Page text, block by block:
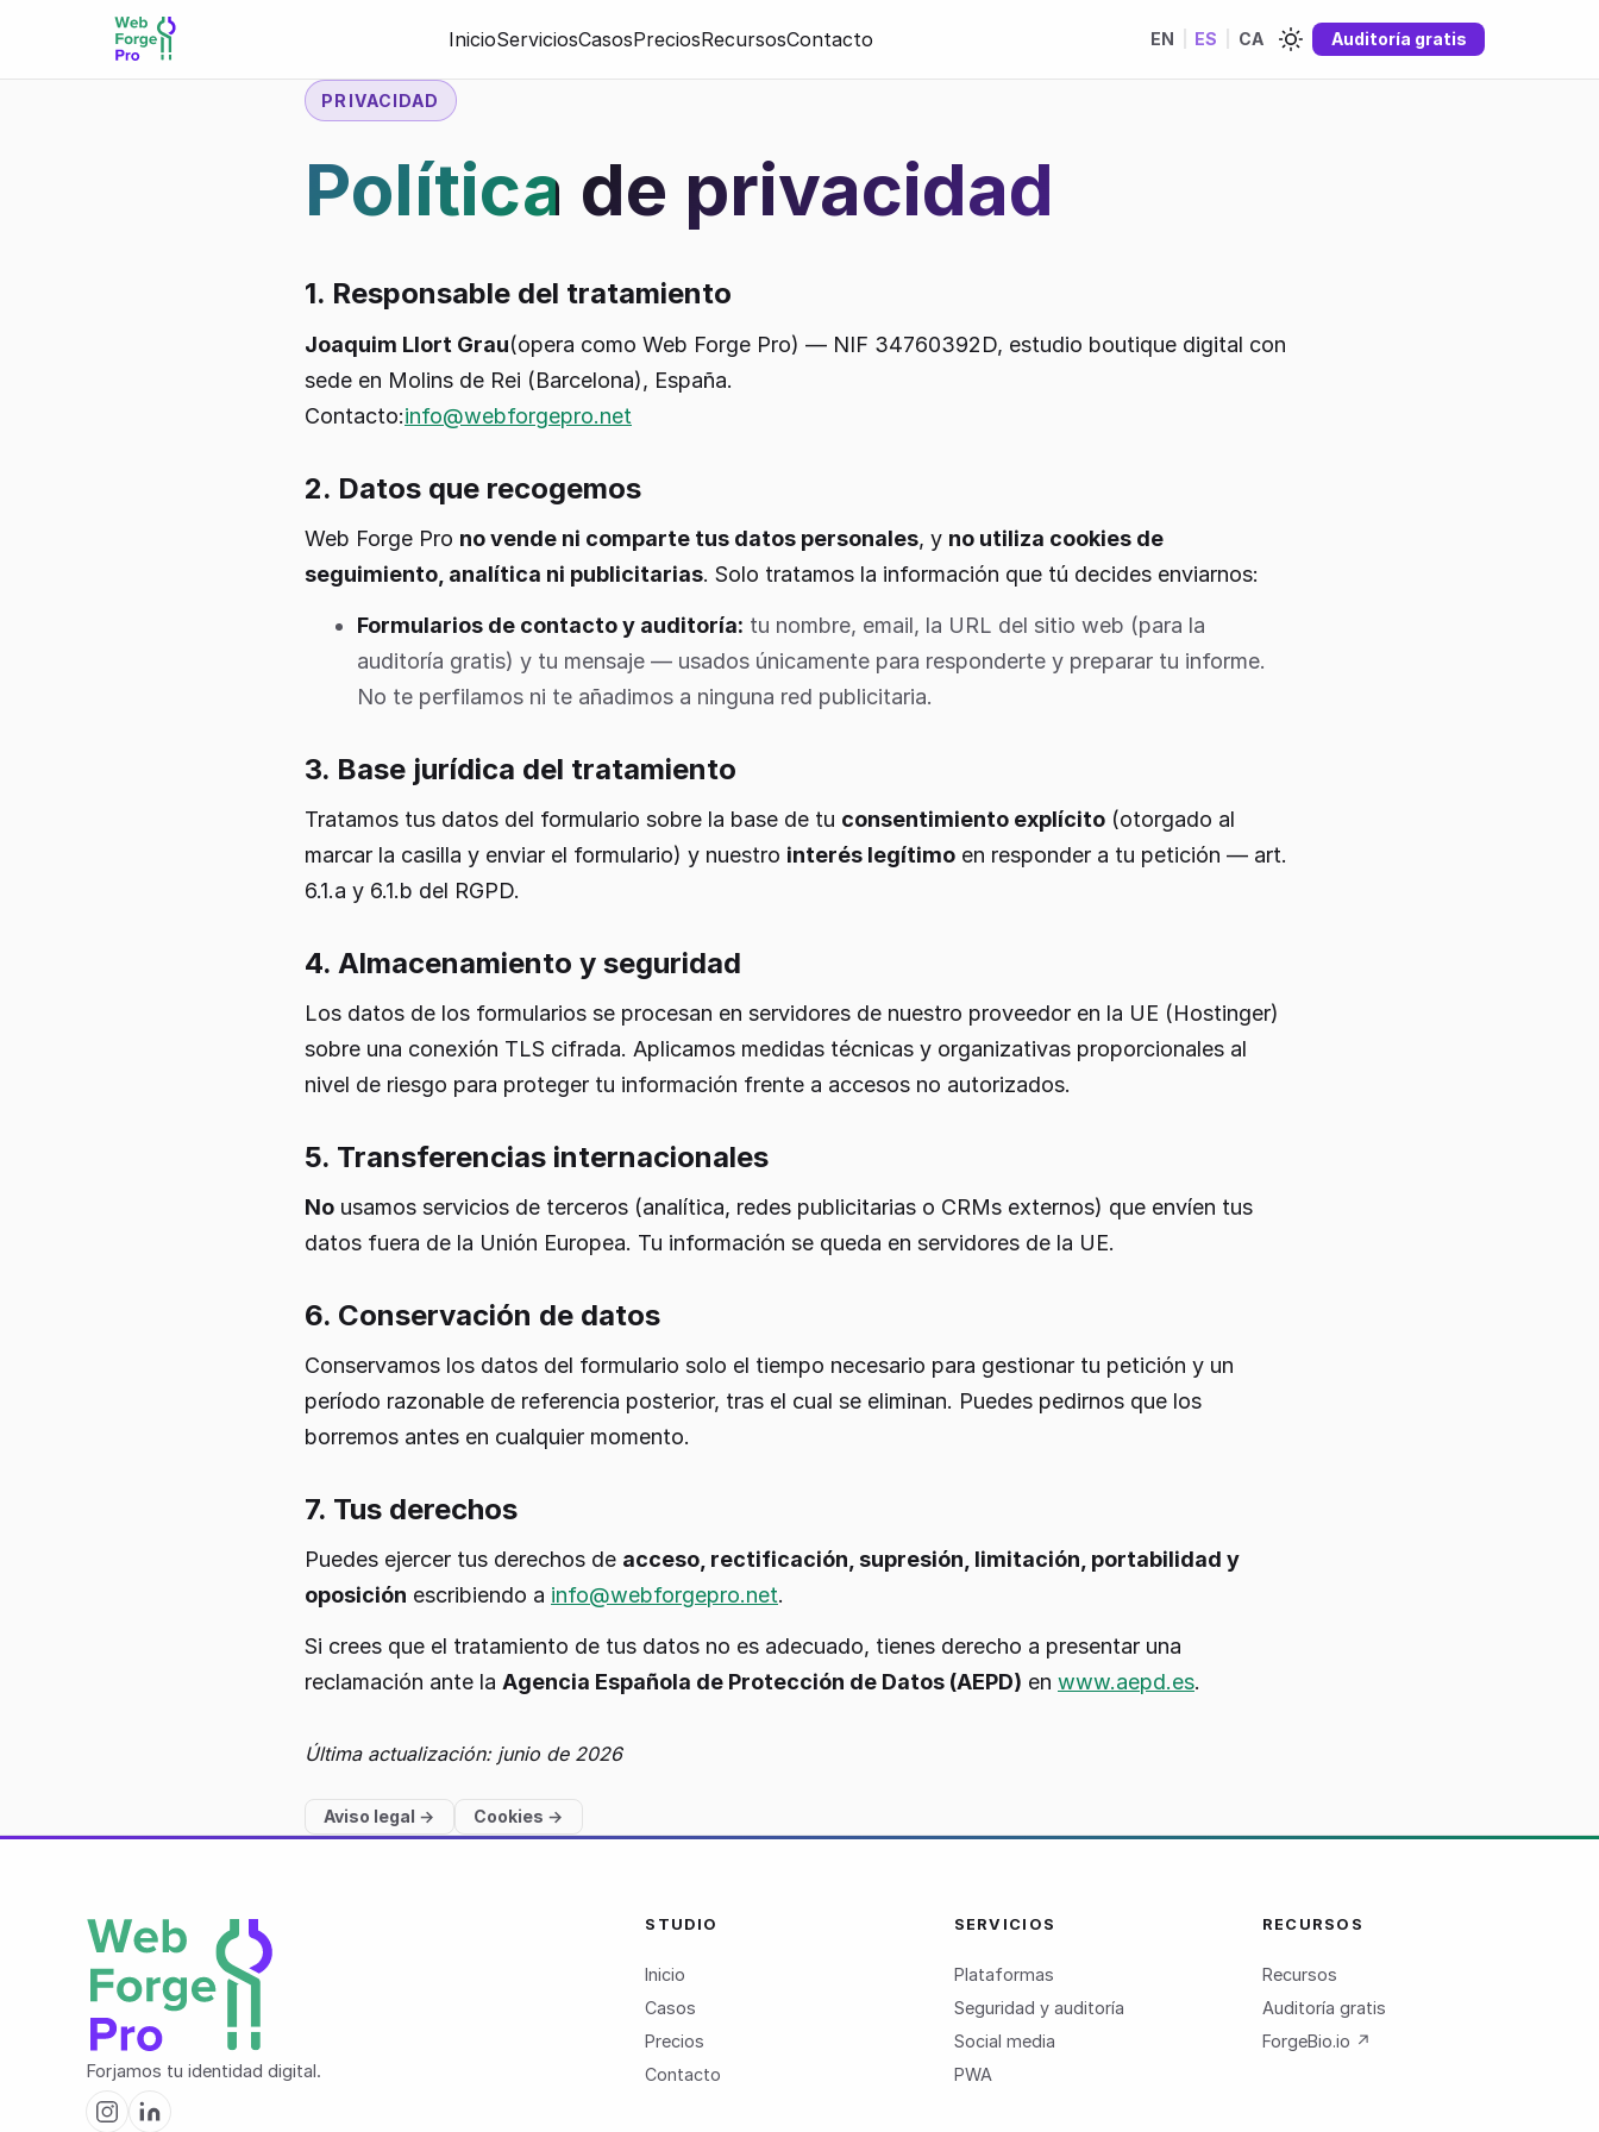
InicioServiciosCasosPreciosRecursosContacto EN ES CA Auditoría gratis
PRIVACIDAD
Política de privacidad
1. Responsable del tratamiento
Joaquim Llort Grau(opera como Web Forge Pro) — NIF 34760392D, estudio boutique digital con
sede en Molins de Rei (Barcelona), España.
Contacto:info@webforgepro.net
2. Datos que recogemos
Web Forge Pro no vende ni comparte tus datos personales, y no utiliza cookies de
seguimiento, analítica ni publicitarias. Solo tratamos la información que tú decides enviarnos:
Formularios de contacto y auditoría: tu nombre, email, la URL del sitio web (para la
auditoría gratis) y tu mensaje — usados únicamente para responderte y preparar tu informe.
No te perfilamos ni te añadimos a ninguna red publicitaria.
3. Base jurídica del tratamiento
Tratamos tus datos del formulario sobre la base de tu consentimiento explícito (otorgado al
marcar la casilla y enviar el formulario) y nuestro interés legítimo en responder a tu petición — art.
6.1.a y 6.1.b del RGPD.
4. Almacenamiento y seguridad
Los datos de los formularios se procesan en servidores de nuestro proveedor en la UE (Hostinger)
sobre una conexión TLS cifrada. Aplicamos medidas técnicas y organizativas proporcionales al
nivel de riesgo para proteger tu información frente a accesos no autorizados.
5. Transferencias internacionales
No usamos servicios de terceros (analítica, redes publicitarias o CRMs externos) que envíen tus
datos fuera de la Unión Europea. Tu información se queda en servidores de la UE.
6. Conservación de datos
Conservamos los datos del formulario solo el tiempo necesario para gestionar tu petición y un
período razonable de referencia posterior, tras el cual se eliminan. Puedes pedirnos que los
borremos antes en cualquier momento.
7. Tus derechos
Puedes ejercer tus derechos de acceso, rectificación, supresión, limitación, portabilidad y
oposición escribiendo a info@webforgepro.net.
Si crees que el tratamiento de tus datos no es adecuado, tienes derecho a presentar una
reclamación ante la Agencia Española de Protección de Datos (AEPD) en www.aepd.es.
Última actualización: junio de 2026
Aviso legal → Cookies →
Forjamos tu identidad digital.
STUDIO
Inicio
Casos
Precios
Contacto
SERVICIOS
Plataformas
Seguridad y auditoría
Social media
PWA
RECURSOS
Recursos
Auditoría gratis
ForgeBio.io ↗